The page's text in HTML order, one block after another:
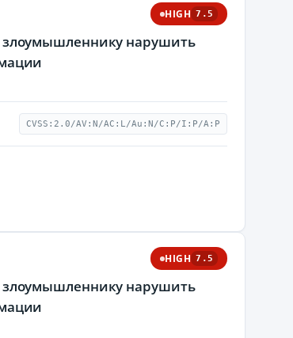
HIGH 7.5
злоумышленнику нарушить
CVSS:2.0/AV:N/AC:L/Au:N/C:P/I:P/A:P
HIGH 7.5
злоумышленнику нарушить